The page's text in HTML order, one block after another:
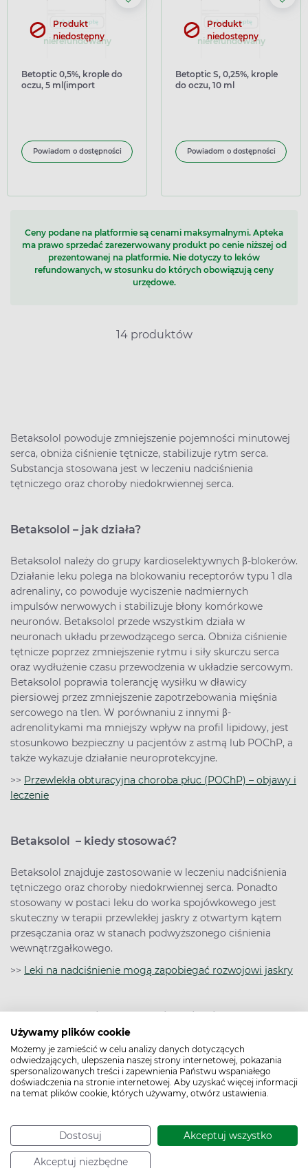
Używamy plików cookie
Możemy je zamieścić w celu analizy danych dotyczących
odwiedzających, ulepszenia naszej strony internetowej, pokazania
spersonalizowanych treści i zapewnienia Państwu wspaniałego
doświadczenia na stronie internetowej. Aby uzyskać więcej informacji
na temat plików cookie, których używamy, otwórz ustawienia.
Dostosuj Akceptuj wszystko
Akceptuj niezbędne
nierefundowany
Produkt
niedostępny
Betoptic 0,5%, krople do
oczu, 5 ml(import
Powiadom o dostępności
nierefundowany
Produkt
niedostępny
Betoptic S, 0,25%, krople
do oczu, 10 ml
Powiadom o dostępności
Ceny podane na platformie są cenami maksymalnymi. Apteka
ma prawo sprzedać zarezerwowany produkt po cenie niższej od
prezentowanej na platformie. Nie dotyczy to leków
refundowanych, w stosunku do których obowiązują ceny
urzędowe.
14 produktów
Betaksolol powoduje zmniejszenie pojemności minutowej
serca, obniża ciśnienie tętnicze, stabilizuje rytm serca.
Substancja stosowana jest w leczeniu nadciśnienia
tętniczego oraz choroby niedokrwiennej serca.
Betaksolol – jak działa?
Betaksolol należy do grupy kardioselektywnych β-blokerów.
Działanie leku polega na blokowaniu receptorów typu 1 dla
adrenaliny, co powoduje wyciszenie nadmiernych
impulsów nerwowych i stabilizuje błony komórkowe
neuronów. Betaksolol przede wszystkim działa w
neuronach układu przewodzącego serca. Obniża ciśnienie
tętnicze poprzez zmniejszenie rytmu i siły skurczu serca
oraz wydłużenie czasu przewodzenia w układzie sercowym.
Betaksolol poprawia tolerancję wysiłku w dławicy
piersiowej przez zmniejszenie zapotrzebowania mięśnia
sercowego na tlen. W porównaniu z innymi β-
adrenolitykami ma mniejszy wpływ na profil lipidowy, jest
stosunkowo bezpieczny u pacjentów z astmą lub POChP, a
także wykazuje działanie neuroprotekcyjne.
>> Przewlekła obturacyjna choroba płuc (POChP) – objawy i
leczenie
Betaksolol – kiedy stosować?
Betaksolol znajduje zastosowanie w leczeniu nadciśnienia
tętniczego oraz choroby niedokrwiennej serca. Ponadto
stosowany w postaci leku do worka spojówkowego jest
skuteczny w terapii przewlekłej jaskry z otwartym kątem
przesączania oraz w stanach podwyższonego ciśnienia
wewnątrzgałkowego.
>> Leki na nadciśnienie mogą zapobiegać rozwojowi jaskry
Betaksolol – najczęstsze działania niepożądane
Często występujące działania niepożądane po zastosowaniu
miejscowym są mniej powszechne niż po zastosowaniu
wewnętrznym i obejmują: reakcje alergiczne skóry (takie
jak zaczerwienienie, świąd, wysypka), początkowe łysienie,
się, osłabienie, bezsenność, bóle w nadbrzuszu, biegunkę,
nudności, wymioty, bradykardię (czasami nasiloną),
oziębienie dystalnych części kończyn oraz impotencję.